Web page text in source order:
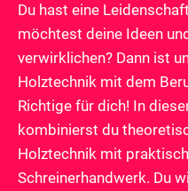
Du hast eine
möchtest deine Ideen
verwirklichen? Dann ist
Holztechnik mit dem
Richtige für dich! In
kombinierst du
Holztechnik mit
Schreinerhandwerk. Du